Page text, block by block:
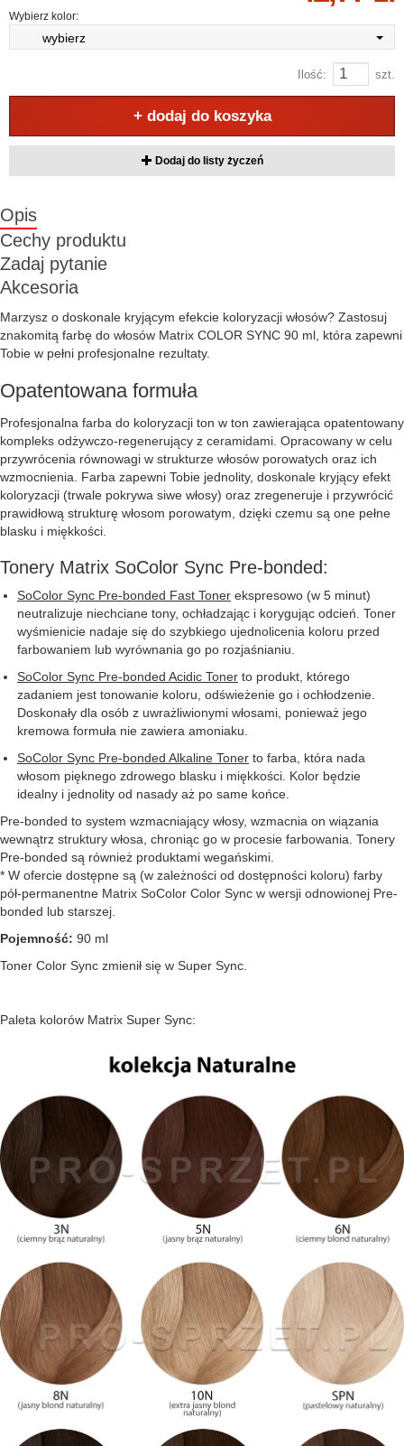
Wybierz kolor:
wybierz
Ilość: szt.
+ dodaj do koszyka
Dodaj do listy życzeń
Opis
Cechy produktu
Zadaj pytanie
Akcesoria
Marzysz o doskonale kryjącym efekcie koloryzacji włosów? Zastosuj
znakomitą farbę do włosów Matrix COLOR SYNC 90 ml, która zapewni
Tobie w pełni profesjonalne rezultaty.
Opatentowana formuła
Profesjonalna farba do koloryzacji ton w ton zawierająca opatentowany
kompleks odżywczo-regenerujący z ceramidami. Opracowany w celu
przywrócenia równowagi w strukturze włosów porowatych oraz ich
wzmocnienia. Farba zapewni Tobie jednolity, doskonale kryjący efekt
koloryzacji (trwale pokrywa siwe włosy) oraz zregeneruje i przywrócić
prawidłową strukturę włosom porowatym, dzięki czemu są one pełne
blasku i miękkości.
Tonery Matrix SoColor Sync Pre-bonded:
SoColor Sync Pre-bonded Fast Toner ekspresowo (w 5 minut)
neutralizuje niechciane tony, ochładzając i korygując odcień. Toner
wyśmienicie nadaje się do szybkiego ujednolicenia koloru przed
farbowaniem lub wyrównania go po rozjaśnianiu.
SoColor Sync Pre-bonded Acidic Toner to produkt, którego
zadaniem jest tonowanie koloru, odświeżenie go i ochłodzenie.
Doskonały dla osób z uwrażliwionymi włosami, ponieważ jego
kremowa formuła nie zawiera amoniaku.
SoColor Sync Pre-bonded Alkaline Toner to farba, która nada
włosom pięknego zdrowego blasku i miękkości. Kolor będzie
idealny i jednolity od nasady aż po same końce.
Pre-bonded to system wzmacniający włosy, wzmacnia on wiązania
wewnątrz struktury włosa, chroniąc go w procesie farbowania. Tonery
Pre-bonded są również produktami wegańskimi.
* W ofercie dostępne są (w zależności od dostępności koloru) farby
pół-permanentne Matrix SoColor Color Sync w wersji odnowionej Pre-
bonded lub starszej.
Pojemność: 90 ml
Toner Color Sync zmienił się w Super Sync.
Paleta kolorów Matrix Super Sync: